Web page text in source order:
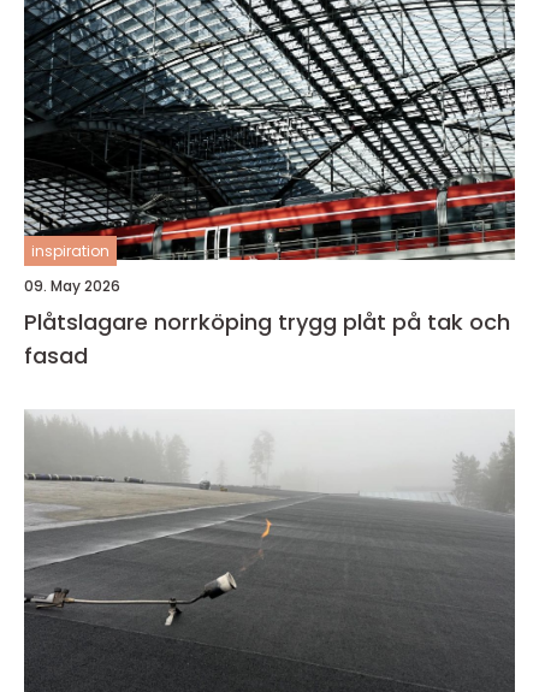
inspiration
09. May 2026
Plåtslagare norrköping trygg plåt på tak och
fasad